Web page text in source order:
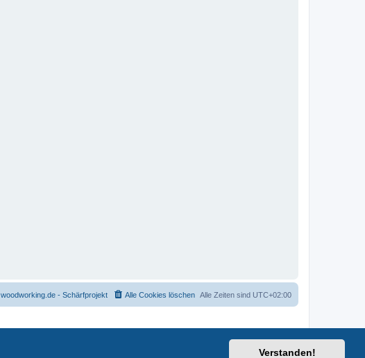
Verstanden!
Alle Zeiten sind UTC+02:00
Alle Cookies löschen
woodworking.de - Schärfprojekt